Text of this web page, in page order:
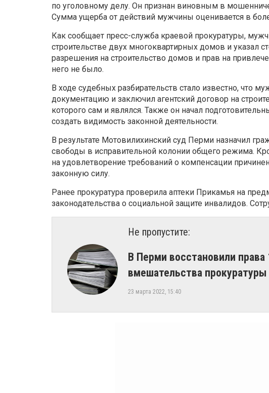
по уголовному делу. Он признан виновным в
Сумма ущерба от действий мужчины оценивается в
Как сообщает пресс-служба краевой прокуратуры,
строительстве двух многоквартирных домов и указал
разрешения на строительство домов и прав на
него не было.
В ходе судебных разбирательств стало известно, что
документацию и заключил агентский договор на
которого сам и являлся. Также он начал
создать видимость законной деятельности.
В результате Мотовилихинский суд Перми назначил
свободы в исправительной колонии общего режима.
на удовлетворение требований о компенсации
законную силу.
Ранее прокуратура проверила аптеки Прикамья на
законодательства о социальной защите инвалидов.
Не пропустите:
​В Перми восстановили
вмешательства прокуратуры
23 марта 2022, 15:40